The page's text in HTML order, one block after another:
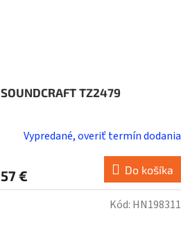
SOUNDCRAFT TZ2479
Vypredané, overiť termín dodania
57 € Do košíka
Kód: HN198311